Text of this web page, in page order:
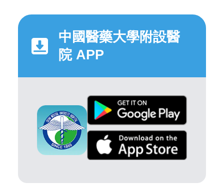
中國醫藥大學附設醫
院 APP